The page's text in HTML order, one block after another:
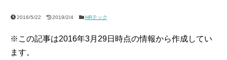
2016/5/22 2019/2/4 HRテック
※この記事は2016年3月29日時点の情報から作成してい
ます。